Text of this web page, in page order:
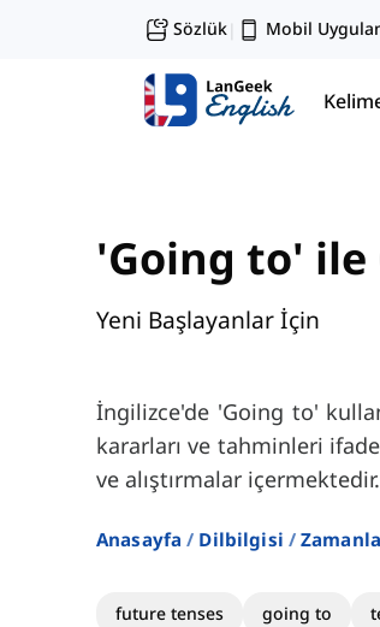
Sözlük| Mobil
'Going to' ile
Yeni Başlayanlar İçin
İngilizce'de 'Going to'
kararları ve tahminleri
ve alıştırmalar içermektedir.
Anasayfa Dilbilgisi
future tenses going to